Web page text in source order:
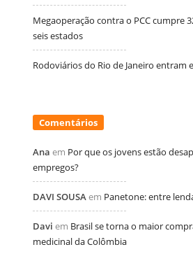
Megaoperação contra o PCC cumpre
seis estados
Rodoviários do Rio de Janeiro entram
Comentários
Ana em Por que os jovens estão
empregos?
DAVI SOUSAem Panetone: entre
Davi em Brasil se torna o maior
medicinal da Colômbia